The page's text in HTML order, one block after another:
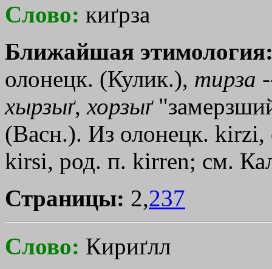
Слово: киґрза
Ближайшая
олонецк. (Кулик.), тирза
хырзыґ,хорзыґ
(Васн.). Из олонецк.
kirsi, род. п. kirren; см.
Страницы: 2,237
Слово: Кириґлл